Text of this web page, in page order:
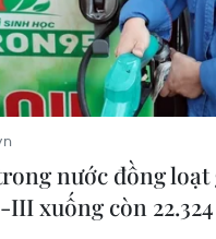
nước đồng loạt
III xuống còn